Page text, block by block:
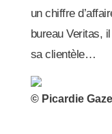
© Picardie
un chiffre
bureau Veritas,
sa clientèle…